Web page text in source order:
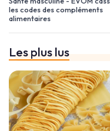
les codes des compléments
alimentaires
Les plus lus